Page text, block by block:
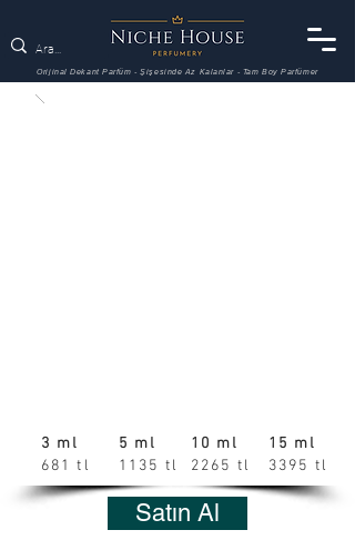
Orijinal Dekant Parfüm - Şişesinde Az Kalanlar - Tam Boy Parfümer
3 ml
681 tl
5 ml
1135 tl
10 ml
2265 tl
15 ml
3395 tl
Satın Al